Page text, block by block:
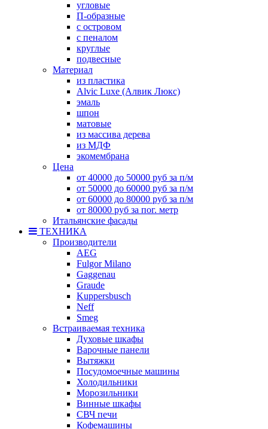
угловые
П-образные
с островом
с пеналом
круглые
подвесные
Материал
из пластика
Alvic Luxe (Алвик Люкс)
эмаль
шпон
матовые
из массива дерева
из МДФ
экомембрана
Цена
от 40000 до 50000 руб за п/м
от 50000 до 60000 руб за п/м
от 60000 до 80000 руб за п/м
от 80000 руб за пог. метр
Итальянские фасады
ТЕХНИКА
Производители
AEG
Fulgor Milano
Gaggenau
Graude
Kuppersbusch
Neff
Smeg
Встраиваемая техника
Духовые шкафы
Варочные панели
Вытяжки
Посудомоечные машины
Холодильники
Морозильники
Винные шкафы
СВЧ печи
Кофемашины